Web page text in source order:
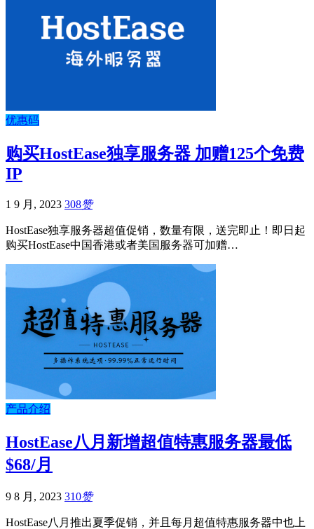
优惠码
购买HostEase独享服务器 加赠125个免费
IP
1 9 月, 2023 308赞
HostEase独享服务器超值促销，数量有限，送完即止！即日起
购买HostEase中国香港或者美国服务器可加赠…
产品介绍
HostEase八月新增超值特惠服务器最低
$68/月
9 8 月, 2023 310赞
HostEase八月推出夏季促销，并且每月超值特惠服务器中也上